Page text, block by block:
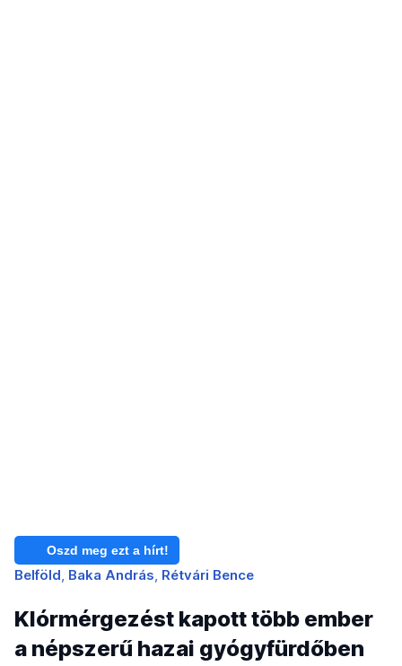
Oszd meg ezt a hírt!
Belföld Baka András Rétvári Bence
Klórmérgezést kapott több ember
a népszerű hazai gyógyfürdőben